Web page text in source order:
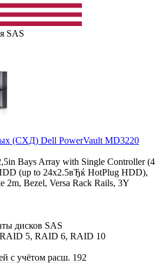
SAS
(СХД) Dell PowerVault MD3220
Bays Array with Single Controller (4
(up to 24x2.5вЂќ HotPlug HDD),
2m, Bezel, Versa Rack Rails, 3Y
дисков SAS
5, RAID 6, RAID 10
с учётом расш. 192